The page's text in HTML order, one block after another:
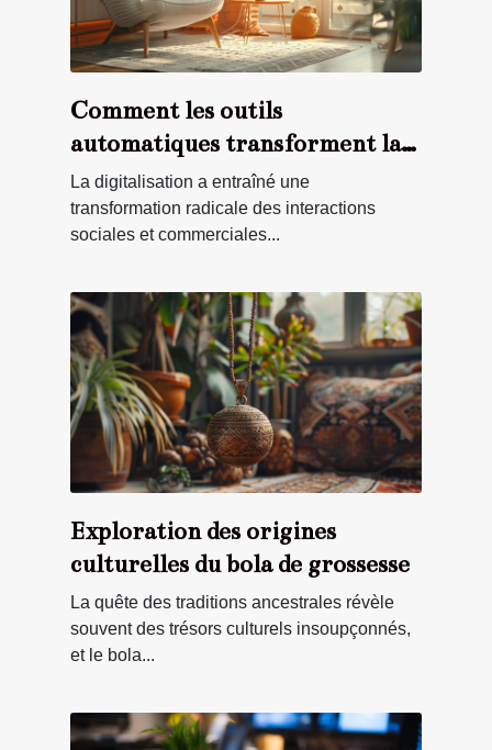
Comment les outils
automatiques transforment la
participation aux concours en
ligne
La digitalisation a entraîné une
transformation radicale des interactions
sociales et commerciales...
Exploration des origines
culturelles du bola de grossesse
La quête des traditions ancestrales révèle
souvent des trésors culturels insoupçonnés,
et le bola...